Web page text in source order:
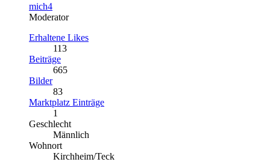
mich4
Moderator
Erhaltene Likes
113
Beiträge
665
Bilder
83
Marktplatz Einträge
1
Geschlecht
Männlich
Wohnort
Kirchheim/Teck